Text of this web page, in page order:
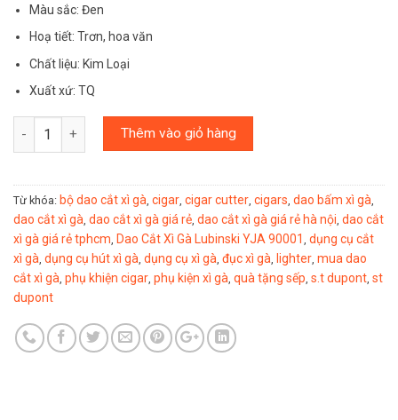
Màu sắc: Đen
Hoạ tiết: Trơn, hoa văn
Chất liệu: Kim Loại
Xuất xứ: TQ
Số lượng Thêm vào giỏ hàng
Từ khóa: bộ dao cắt xì gà, cigar, cigar cutter, cigars, dao bấm xì gà,
dao cắt xì gà, dao cắt xì gà giá rẻ, dao cắt xì gà giá rẻ hà nội, dao cắt
xì gà giá rẻ tphcm, Dao Cắt Xì Gà Lubinski YJA 90001 , dụng cụ cắt
xì gà, dụng cụ hút xì gà, dụng cụ xì gà, đục xì gà, lighter, mua dao
cắt xì gà, phụ khiện cigar, phụ kiện xì gà, quà tặng sếp, s.t dupont, st
dupont